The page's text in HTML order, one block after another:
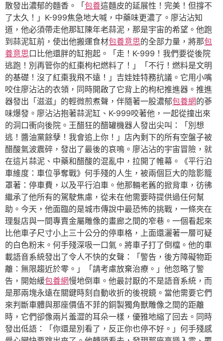
散發出濃郁的麵香。「 包養這麵皮的延展性！完美！但撐不
了太久！」K-999焦急地大喊，中藥味更濃了。廖沾沾知
道，他必須帶走他那缸陳年老蒜泥，那是宇宙的希望。他跑
到蒜泥缸前，使出他搬運食材包養意思的全部力量，將那包
養意思口比他還胖的缸抱起。「走！K-999！我們要從後院
逃跑！別再管你的紅棗枸杞燃料了！」「不行！燃料是文明
的基礎！沒了紅棗我飛不遠！」吉娃娃特務抗議。它用小嘴
咬住廖沾沾的衣領，同時開啟了它背上的枸杞推進器。推進
器發出「滋滋」的輕微煎煮聲，伴隨著一股濃郁包養網的蔘
味爆發。廖沾沾抱著蒜泥缸、K-999咬著他，一起從撞出來
的洞口衝向後院。王醋狂的醋罐機器人發出尖叫：「別想
逃！醬油黨餘孽！我會追上你！」店內剩下的所有空盤子被
醋酸氣波震碎，發出了最後的哀鳴。廖沾沾的宇宙冒險，就
在這片蒜泥、中藥和醋酸的混亂中，拉開了帷幕。《平行泊
車維度：車位爭奪戰》何手殘的人生，被兩個巨大的陰影籠
罩著：停車費，以及平行泊車。他那輛老舊的掀背車，彷彿
繼承了他所有的駕駛焦慮，從未在他需要時提供過任何幫
助。今天，他面臨的是城市傳說中最恐怖的挑戰，一條夾在
理髮店與一間專賣金屬雕像的畫廊之間的窄巷。一個看起來
比他車子尺寸小上三十公分的停車格，上面還灑著一層可疑
的白色粉末。何手殘深吸一口氣。將車子打了倒檔。他的車
載語音系統發出了令人不快的女聲：「警告，後方障礙物距
離：無限趨近於零。」「請考慮放棄治療。」他忽略了警
告，開始緩包養網慢地倒車。他最討厭的不是語音系統，而
是那兩塊永遠在關鍵時刻自動收折的後視鏡。當他需要它們
來判斷車體與那座價值不菲的銅製獨角獸雕像之間的距離
時，它們卻像兩片羞澀的耳朵一樣，優雅地縮了回去。同時
發出低語：「你還是別看了，反正你也停不好。」何手殘感